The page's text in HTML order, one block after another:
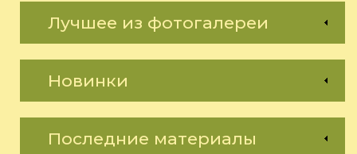
Лучшее из фотогалереи
Новинки
Последние материалы